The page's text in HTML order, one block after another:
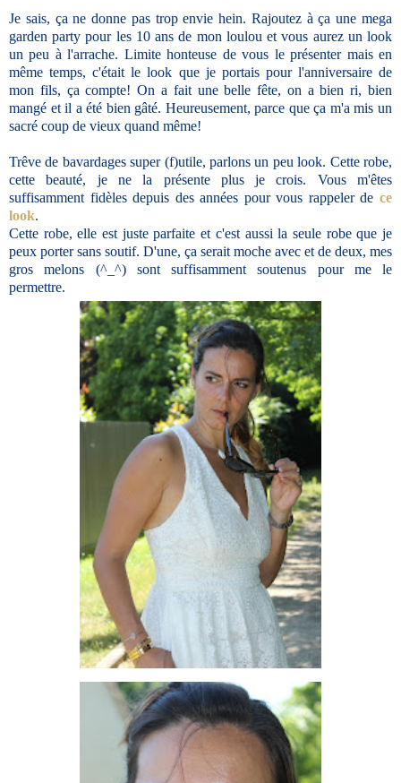
Je sais, ça ne donne pas trop envie hein. Rajoutez à ça une mega
garden party pour les 10 ans de mon loulou et vous aurez un look
un peu à l'arrache. Limite honteuse de vous le présenter mais en
même temps, c'était le look que je portais pour l'anniversaire de
mon fils, ça compte! On a fait une belle fête, on a bien ri, bien
mangé et il a été bien gâté. Heureusement, parce que ça m'a mis un
sacré coup de vieux quand même!
Trêve de bavardages super (f)utile, parlons un peu look. Cette robe,
cette beauté, je ne la présente plus je crois. Vous m'êtes
suffisamment fidèles depuis des années pour vous rappeler de ce
look.
Cette robe, elle est juste parfaite et c'est aussi la seule robe que je
peux porter sans soutif. D'une, ça serait moche avec et de deux, mes
gros melons (^_^) sont suffisamment soutenus pour me le
permettre.